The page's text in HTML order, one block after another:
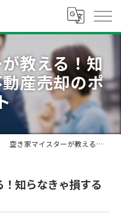
教える！知
産売却のポ
空き家マイスターが教える！知らなきゃ損する不動産売却のポイント
知らなきゃ損する